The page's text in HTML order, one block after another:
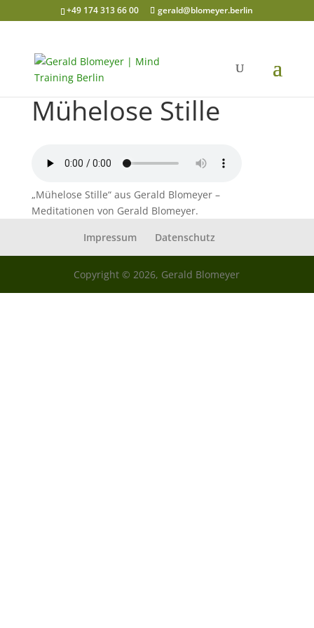
+49 174 313 66 00 gerald@blomeyer.berlin
Mühelose Stille
„Mühelose Stille“ aus Gerald Blomeyer –
Meditationen von Gerald Blomeyer.
Impressum
Datenschutz
Copyright © 2026, Gerald Blomeyer